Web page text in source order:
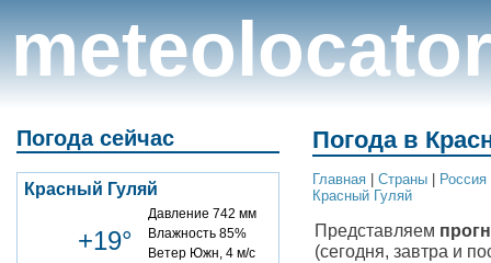
meteolocator
Погода сейчас
Красный Гуляй
+19°
Давление 742 мм
Влажность 85%
Ветер Южн, 4 м/с
Погода в
Главная Cтраны Россия
Красный Гуляй
Представляем
(сегодня, завтра и